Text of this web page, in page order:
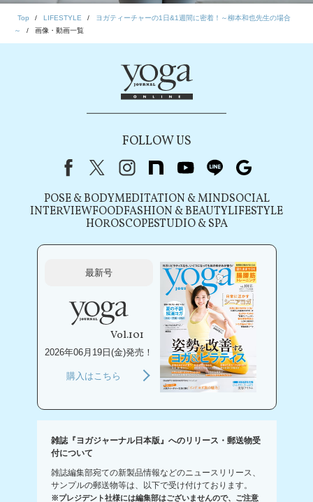
Top LIFESTYLE
ヨガティーチャーの1日&1週間に密着！～柳本和也先生の場合
～
画像・動画一覧
FOLLOW US
FacebookX（旧Twitter）
instagram
note youtubeline
POSE & BODYMEDITATION & MINDSOCIAL
INTERVIEWFOODFASHION & BEAUTYLIFESTYLE
HOROSCOPESTUDIO & SPA
最新号
Vol.101
2026年06月19日(金)発売！
購入はこちら
雑誌『ヨガジャーナル日本版』へのリリース・郵送物受
付について
雑誌編集部宛ての新製品情報などのニュースリリース、
サンプルの郵送物等は、以下で受け付けております。
※プレジデント社様には編集部はございませんので、ご注意